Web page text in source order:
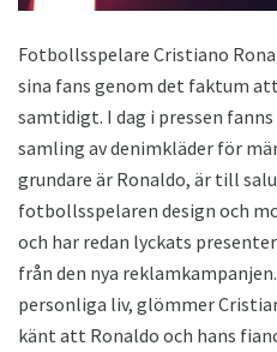
Fotbollsspelare Cristiano
sina fans genom det faktum
samtidigt. I dag i pressen
samling av denimkläder för
grundare är Ronaldo, är till
fotbollsspelaren design och
och har redan lyckats
från den nya
personliga liv, glömmer
känt att Ronaldo och hans